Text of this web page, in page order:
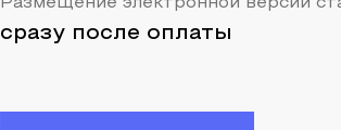
Размещение электронной версии
сразу после оплаты